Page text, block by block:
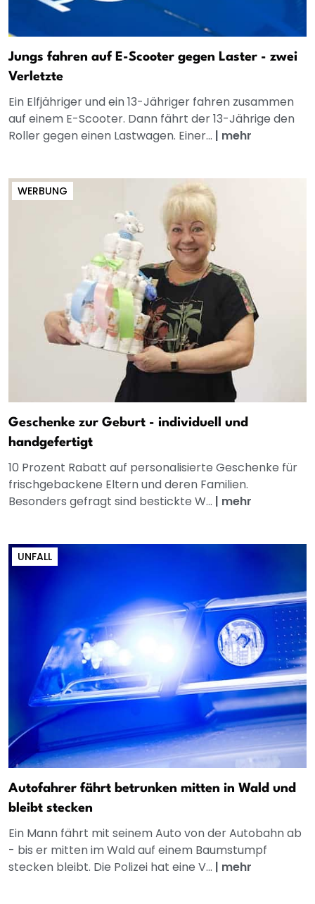
Jungs fahren auf E-Scooter gegen Laster - zwei
Verletzte
Ein Elfjähriger und ein 13-Jähriger fahren zusammen
auf einem E-Scooter. Dann fährt der 13-Jährige den
Roller gegen einen Lastwagen. Einer... | mehr
WERBUNG
Geschenke zur Geburt - individuell und
handgefertigt
10 Prozent Rabatt auf personalisierte Geschenke für
frischgebackene Eltern und deren Familien.
Besonders gefragt sind bestickte W... | mehr
UNFALL
Autofahrer fährt betrunken mitten in Wald und
bleibt stecken
Ein Mann fährt mit seinem Auto von der Autobahn ab
- bis er mitten im Wald auf einem Baumstumpf
stecken bleibt. Die Polizei hat eine V... | mehr